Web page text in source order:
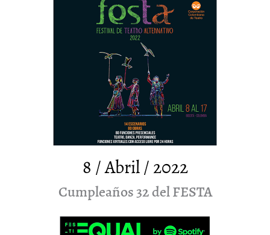
8 / Abril / 2022
Cumpleaños 32 del FESTA